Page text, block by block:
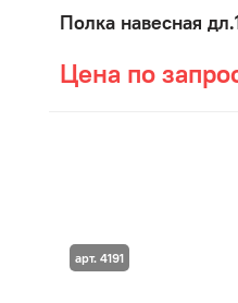
Полка навесная
Цена по
арт. 4191